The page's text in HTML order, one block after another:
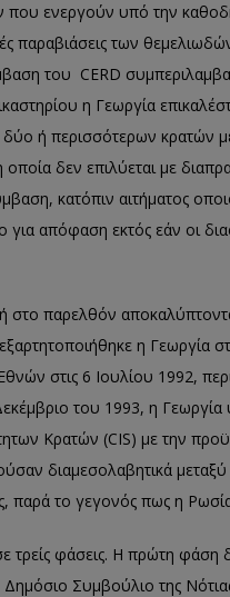
που ενεργούν υπό την
παραβιάσεις των
του CERD
η Γεωργία
ή περισσότερων κρατών
δεν επιλύεται με
κατόπιν αιτήματος
για απόφαση εκτός εάν οι
στο παρελθόν
η Γεωργία
στις 6 Ιουλίου 1992,
του 1993, η
Κρατών (CIS) με την
διαμεσολαβητικά
παρά το γεγονός πως η
τρείς φάσεις. Η πρώτη
Συμβούλιο της